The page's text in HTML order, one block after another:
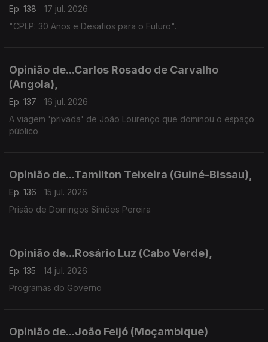
Ep. 138
17 jul. 2026
"CPLP: 30 Anos e Desafios para o Futuro".
Opinião de...Carlos Rosado de Carvalho
(Angola),
Ep. 137
16 jul. 2026
A viagem 'privada' de João Lourenço que dominou o espaço
público
Opinião de...Tamilton Teixeira (Guiné-Bissau),
Ep. 136
15 jul. 2026
Prisão de Domingos Simões Pereira
Opinião de...Rosário Luz (Cabo Verde),
Ep. 135
14 jul. 2026
Programas do Governo
Opinião de...João Feijó (Moçambique)